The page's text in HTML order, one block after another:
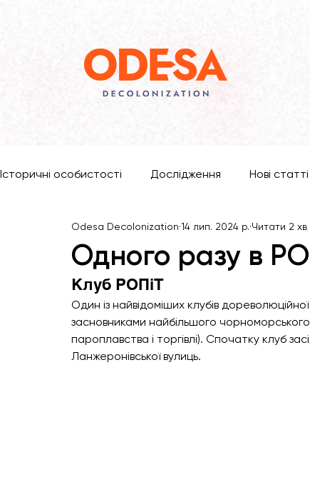
Історичні особистості Дослідження Нові статті
Одного разу в
Odesa Decolonization 14 лип. 2024 р. Читати 2 хв
Клуб РОПіТ
Один із найвідоміших клубів
засновниками найбільшого
пароплавства і торгівлі). Спочатку клуб
Ланжеронівської вулиць.